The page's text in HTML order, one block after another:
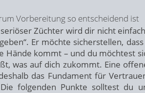
Vorbereitung so entscheidend ist
Züchter wird dir nicht
Er möchte sicherstellen,
Hände kommt – und du möchtest
was auf dich zukommt. Eine
das Fundament für
folgenden Punkte solltest du